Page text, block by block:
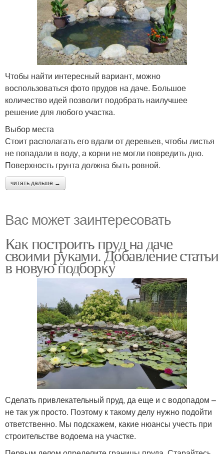
Руки на участке
Чтобы найти интересный вариант, можно
воспользоваться фото прудов на даче. Большое
количество идей позволит подобрать наилучшее
решение для любого участка.
Выбор места
Стоит располагать его вдали от деревьев, чтобы листья
не попадали в воду, а корни не могли повредить дно.
Поверхность грунта должна быть ровной.
читать дальше →
Вас может заинтересовать
Как построить пруд на даче
своими руками. Добавление статьи
в новую подборку
Сделать привлекательный пруд, да еще и с водопадом –
не так уж просто. Поэтому к такому делу нужно подойти
ответственно. Мы подскажем, какие нюансы учесть при
строительстве водоема на участке.